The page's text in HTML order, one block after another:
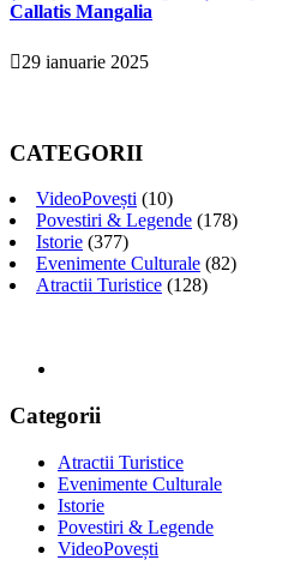
Callatis Mangalia
29 ianuarie 2025
CATEGORII
VideoPovești (10)
Povestiri & Legende (178)
Istorie (377)
Evenimente Culturale (82)
Atractii Turistice (128)
Categorii
Atractii Turistice
Evenimente Culturale
Istorie
Povestiri & Legende
VideoPovești